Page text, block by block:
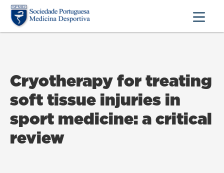
Cryotherapy for treating
soft tissue injuries in
sport medicine: a critical
review